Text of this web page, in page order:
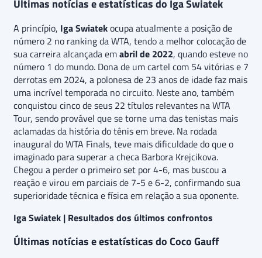
Últimas notícias e estatísticas do Iga Swiatek
A princípio, Iga Swiatekocupa atualmente a posição de
número 2 no ranking da WTA, tendo a melhor colocação de
sua carreira alcançada emabril de 2022, quando esteve no
número 1 do mundo. Dona de um cartel com 54 vitórias e 7
derrotas em 2024, a polonesa de 23 anos de idade faz mais
uma incrível temporada no circuito. Neste ano, também
conquistou cinco de seus 22 títulos relevantes na WTA
Tour, sendo provável que se torne uma das tenistas mais
aclamadas da história do tênis em breve. Na rodada
inaugural do WTA Finals, teve mais dificuldade do que o
imaginado para superar a checa Barbora Krejcikova.
Chegou a perder o primeiro set por 4-6, mas buscou a
reação e virou em parciais de 7-5 e 6-2, confirmando sua
superioridade técnica e física em relação a sua oponente.
Iga Swiatek | Resultados dos últimos confrontos
Últimas notícias e estatísticas do Coco Gauff